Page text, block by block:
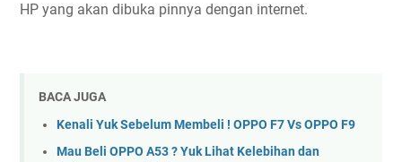
HP yang akan dibuka pinnya dengan internet.
BACA JUGA
Kenali Yuk Sebelum Membeli ! OPPO F7 Vs OPPO F9
Mau Beli OPPO A53 ? Yuk Lihat Kelebihan dan